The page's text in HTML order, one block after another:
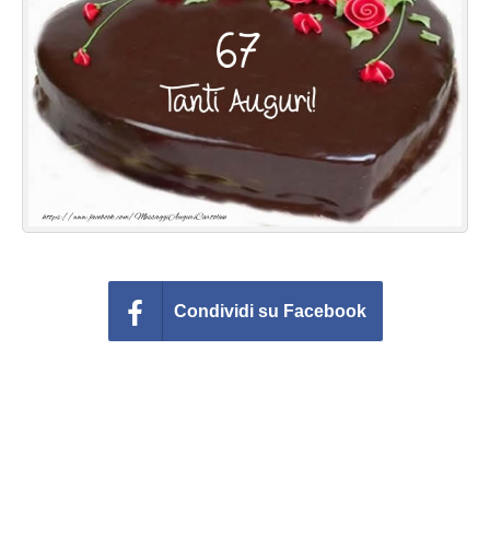
Cartoline giorni settimana
Cartoline musicali
Cartoline animate
Condividi su Facebook